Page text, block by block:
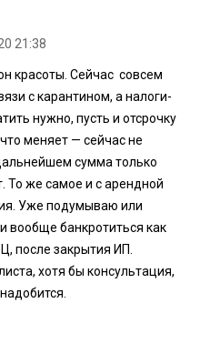
21:38
красоты. Сейчас совсем
с карантином, а налоги-
нужно, пусть и отсрочку
меняет — сейчас не
сумма только
То же самое и с арендной
Уже подумываю или
вообще банкротиться как
после закрытия ИП.
хотя бы консультация,